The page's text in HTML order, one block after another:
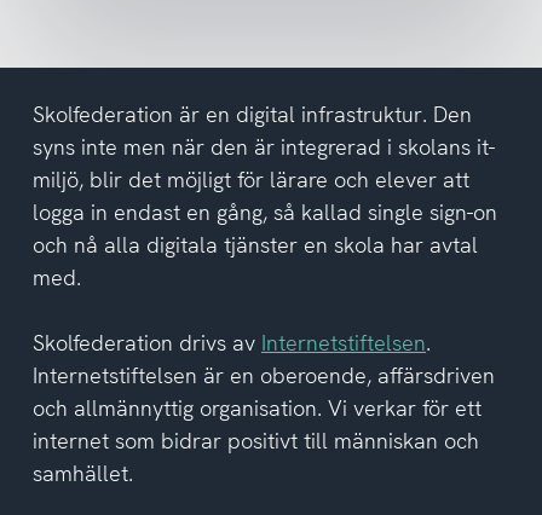
del
av
integritetspolicyn
Skolfederation är en digital infrastruktur. Den
syns inte men när den är integrerad i skolans it-
miljö, blir det möjligt för lärare och elever att
logga in endast en gång, så kallad single sign-on
och nå alla digitala tjänster en skola har avtal
med.
Skolfederation drivs av Internetstiftelsen.
Internetstiftelsen är en oberoende, affärsdriven
och allmännyttig organisation. Vi verkar för ett
internet som bidrar positivt till människan och
samhället.